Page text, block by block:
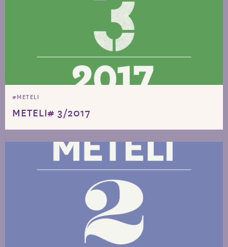
#METELI
METELI# 3/2017